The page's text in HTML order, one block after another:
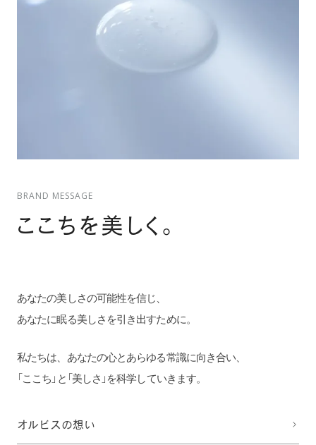
BRAND MESSAGE
ここちを美しく。
あなたの美しさの可能性を信じ、
あなたに眠る美しさを引き出すために。
私たちは、あなたの心とあらゆる常識に向き合い、
「ここち」と「美しさ」を科学していきます。
オルビスの想い